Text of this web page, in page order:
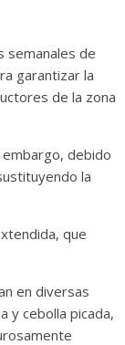
semanales de
garantizar la
de la zona
embargo, debido
la
que
en diversas
y cebolla picada,